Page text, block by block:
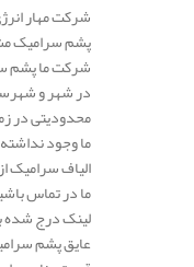
شرکت مهار
پشم سرامیک
شرکت ما پشم
در شهر و
محدودیتی در
ما وجود
الیاف سرامیک
ما در تماس
لینک درج
عایق پشم